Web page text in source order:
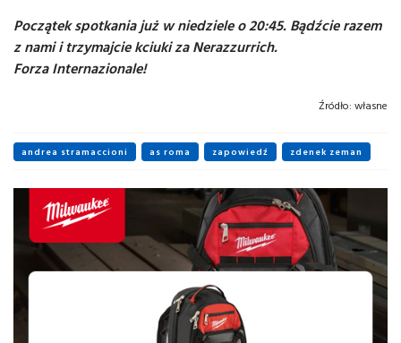
Początek spotkania już w niedziele o 20:45. Bądźcie razem
z nami i trzymajcie kciuki za Nerazzurrich.
Forza Internazionale!
Źródło: własne
andrea stramaccioni as roma zapowiedź zdenek zeman